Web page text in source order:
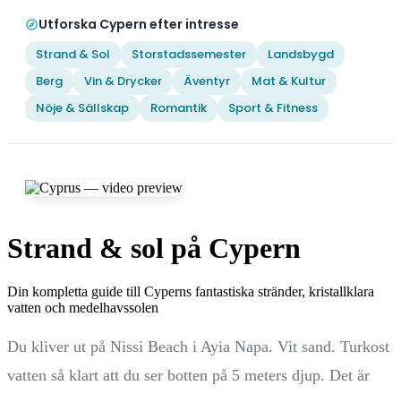
Utforska Cypern efter intresse
Strand & Sol Storstadssemester
Landsbygd
Berg
Vin & Drycker Äventyr
Mat & Kultur
Nöje & Sällskap
Romantik Sport & Fitness
Strand & sol på Cypern
Din kompletta guide till Cyperns fantastiska stränder, kristallklara
vatten och medelhavssolen
Du kliver ut på Nissi Beach i Ayia Napa. Vit sand. Turkost
vatten så klart att du ser botten på 5 meters djup. Det är